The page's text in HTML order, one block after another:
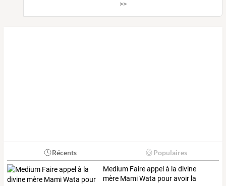
>>
Récents Populaires
Medium Faireappelà la divine
mère MamiWata pouravoir la